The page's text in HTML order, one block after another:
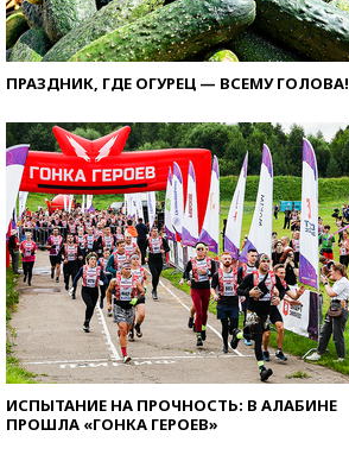
ПРАЗДНИК, ГДЕ ОГУРЕЦ — ВСЕМУ ГОЛОВА!
ИСПЫТАНИЕ НА ПРОЧНОСТЬ: В АЛАБИНЕ
ПРОШЛА «ГОНКА ГЕРОЕВ»